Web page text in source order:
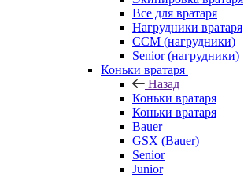
Все для вратаря
Нагрудники вратаря
CCM (нагрудники)
Senior (нагрудники)
Коньки вратаря
Назад
Коньки вратаря
Коньки вратаря
Bauer
GSX (Bauer)
Senior
Junior